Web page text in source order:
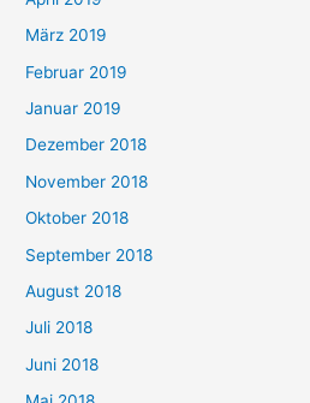
März 2019
Februar 2019
Januar 2019
Dezember 2018
November 2018
Oktober 2018
September 2018
August 2018
Juli 2018
Juni 2018